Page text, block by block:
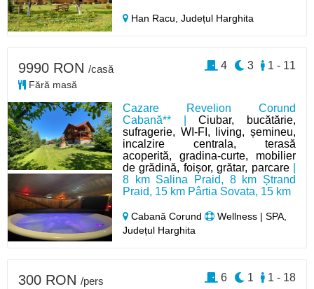
Han Racu,Județul Harghita
Cazare Revelion Corund
Cabană** |Ciubar, bucătărie,
sufragerie, WI-FI, living, șemineu,
incalzire centrala, terasă
acoperită, gradina-curte, mobilier
de grădină, foișor, grătar, parcare|
8 km Salina Praid, 8 km Ștrand
Praid, 15 km Pârtia Sovata, 15 km
Cabană Corund
Wellness | SPA,
Județul Harghita
9990 RON /casă
Fără masă
1 - 11
3
4
300 RON /pers 1 - 18
1
6